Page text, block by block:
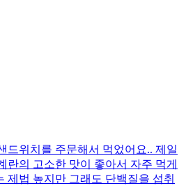
드위치를 주문해서 먹었어요.. 제일
란의 고소한 맛이 좋아서 자주 먹게
제법 높지만 그래도 단백질을 섭취